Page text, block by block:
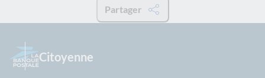
Partager
Citoyenne